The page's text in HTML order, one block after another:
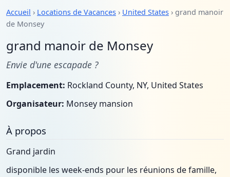
Accueil › Locations de Vacances › United States › grand manoir
de Monsey
grand manoir de Monsey
Envie d'une escapade ?
Emplacement: Rockland County, NY, United States
Organisateur: Monsey mansion
À propos
Grand jardin
disponible les week-ends pour les réunions de famille,